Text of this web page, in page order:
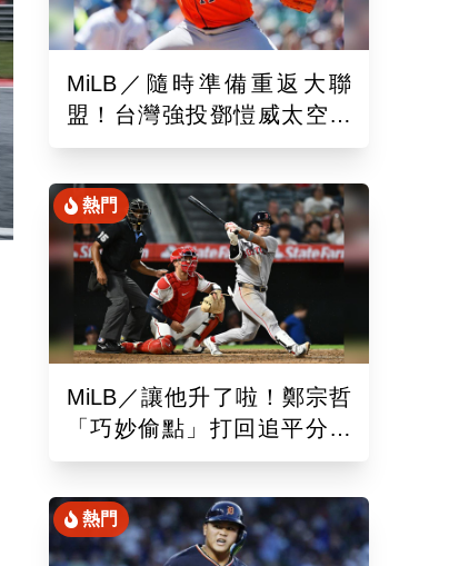
MiLB／隨時準備重返大聯
盟！台灣強投鄧愷威太空人
3A登板後援1.2局飆3K
熱門
MiLB／讓他升了啦！鄭宗哲
「巧妙偷點」打回追平分助
隊以10比4大勝
熱門